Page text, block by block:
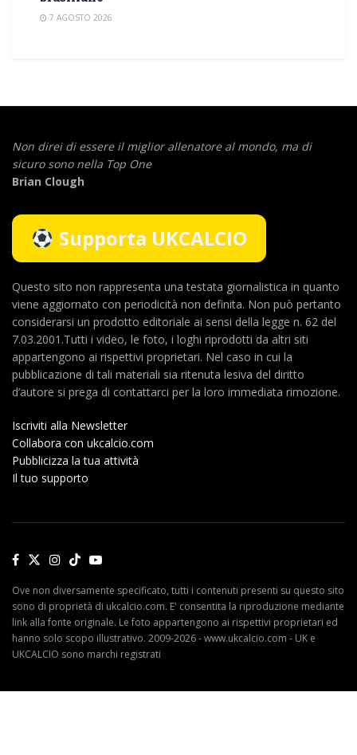
7 AGOSTO 2026
Non direi di essere il miglior allenatore al mondo, ma di
sicuro sono nella Top One
Brian Clough
Supporta UKCALCIO
Questo sito non rappresenta una testata giornalistica in quanto
viene aggiornato con periodicità non definita. Non può pertanto
considerarsi un prodotto editoriale ai sensi della legge n. 62 del
7.03.2001.Tutti i video, le foto, i loghi riprodotti da altri siti
appartengono ai rispettivi proprietari. Nel caso in cui la
pubblicazione di tali materiali sia ritenuta lesiva del diritto
d’autore si prega di contattarci per la loro immediata rimozione.
Iscriviti alla Newsletter
Collabora con ukcalcio.com
Pubblicizza la tua attività
Il tuo supporto
Ove non diversamente specificato, tutti i contenuti presenti su questo sito
sono di proprietà di ukcalcio.com. E' consentita la riproduzione mediante
link alla fonte originale. Le foto appartengono ai rispettivi proprietari ed
hanno solo scopo illustrativo. 2009-2026 - www.ukcalcio.com - UK e
UKCALCIO sono marchi registrati